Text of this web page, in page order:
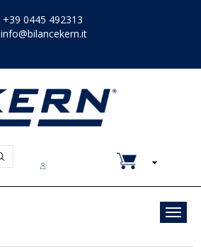
+39 0445 492313
info@bilancekern.it